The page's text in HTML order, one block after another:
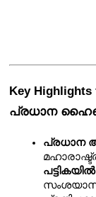
Key
പ്രധാന
പ്രധാന